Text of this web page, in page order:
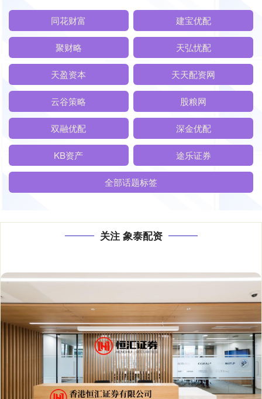
同花财富 建宝优配
聚财略 天弘忧配
天盈资本 天天配资网
云谷策略 股粮网
双融优配 深金优配
KB资产 途乐证券
全部话题标签
关注 象泰配资